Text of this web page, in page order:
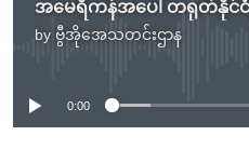
by ဗွီအိုအေသတင်းဌာန
No media
0:00